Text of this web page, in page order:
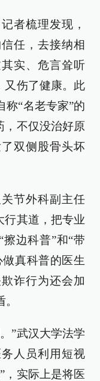
者梳理发现，
任，去接纳相
实、危言耸听
又伤了健康。此
称“名老专家”的
，不仅没治好原
双侧股骨头坏
节外科副主任
行其道，把专业
边科普”和“带
真科普的医生
诈行为还会加
”武汉大学法学
人员利用短视
，实际上是将医